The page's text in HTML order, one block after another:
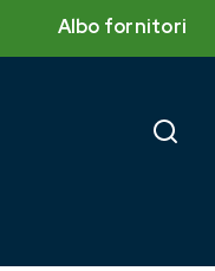
Albo fornitori